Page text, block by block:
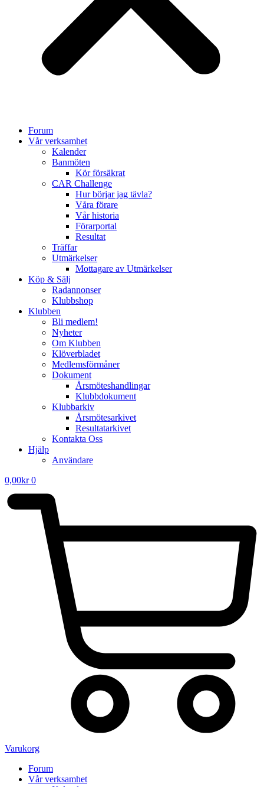
Forum
Vår verksamhet
Kalender
Banmöten
Kör försäkrat
CAR Challenge
Hur börjar jag tävla?
Våra förare
Vår historia
Förarportal
Resultat
Träffar
Utmärkelser
Mottagare av Utmärkelser
Köp & Sälj
Radannonser
Klubbshop
Klubben
Bli medlem!
Nyheter
Om Klubben
Klöverbladet
Medlemsförmåner
Dokument
Årsmöteshandlingar
Klubbdokument
Klubbarkiv
Årsmötesarkivet
Resultatarkivet
Kontakta Oss
Hjälp
Användare
0,00kr 0
Varukorg
Forum
Vår verksamhet